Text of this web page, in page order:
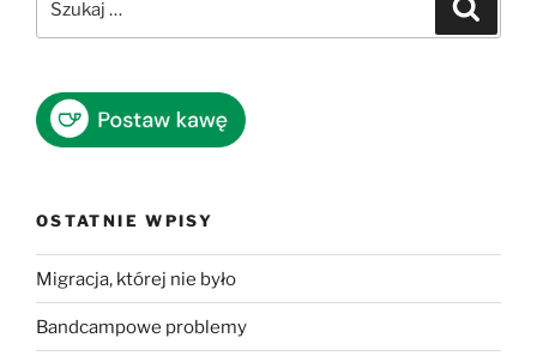
OSTATNIE WPISY
Migracja, której nie było
Bandcampowe problemy